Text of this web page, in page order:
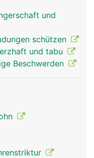
verteilt
und ein
Becken
Bänder
Sie geben
und
der
mit
Im
die
und die Mehrzahl
im Vergleich
und einen
und
schützen
und tabu
Beschwerden